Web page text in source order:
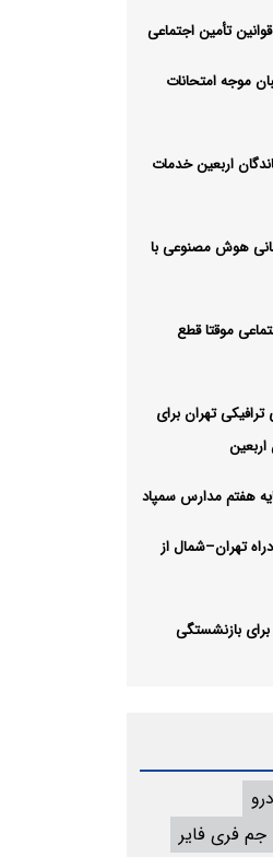
تأمین اجتماعی
موجه امتحانات
اربعین خدمات
هوش مصنوعی با
موقتا قطع
تهران برای
اربعین
هفتم مدارس سمپاد
تهران–شمال از
بازنشستگی
جم فری فایر